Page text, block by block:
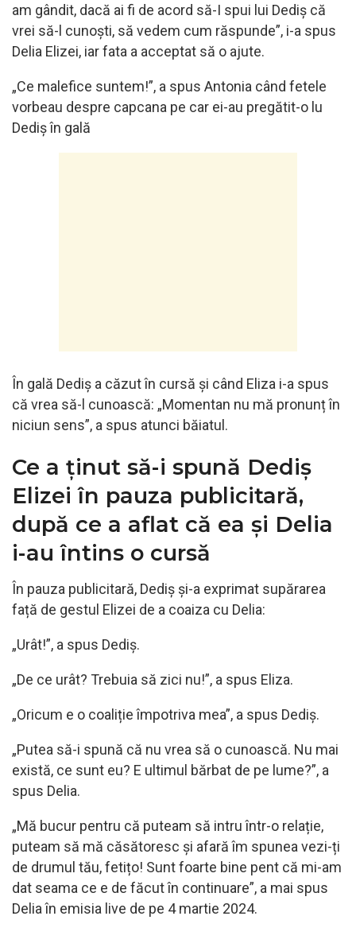
am gândit, dacă ai fi de acord să-I spui lui Dediș că
vrei să-l cunoști, să vedem cum răspunde”, i-a spus
Delia Elizei, iar fata a acceptat să o ajute.
„Ce malefice suntem!”, a spus Antonia când fetele
vorbeau despre capcana pe car ei-au pregătit-o lu
Dediș în gală
În gală Dediș a căzut în cursă și când Eliza i-a spus
că vrea să-l cunoască: „Momentan nu mă pronunț în
niciun sens”, a spus atunci băiatul.
Ce a ținut să-i spună Dediș
Elizei în pauza publicitară,
după ce a aflat că ea și Delia
i-au întins o cursă
În pauza publicitară, Dediș și-a exprimat supărarea
față de gestul Elizei de a coaiza cu Delia:
„Urât!”, a spus Dediș.
„De ce urât? Trebuia să zici nu!”, a spus Eliza.
„Oricum e o coaliție împotriva mea”, a spus Dediș.
„Putea să-i spună că nu vrea să o cunoască. Nu mai
există, ce sunt eu? E ultimul bărbat de pe lume?”, a
spus Delia.
„Mă bucur pentru că puteam să intru într-o relație,
puteam să mă căsătoresc și afară îm spunea vezi-ți
de drumul tău, fetițo! Sunt foarte bine pent că mi-am
dat seama ce e de făcut în continuare”, a mai spus
Delia în emisia live de pe 4 martie 2024.